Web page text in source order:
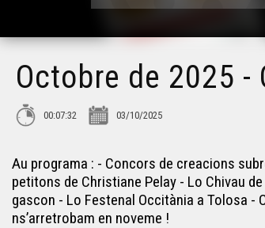
Octobre de 2025 -
00:07:32 03/10/2025
Au programa : - Concors de creacions
petitons de Christiane Pelay - Lo Chivau
gascon - Lo Festenal Occitània a Tolosa -
ns’arretrobam en noveme !